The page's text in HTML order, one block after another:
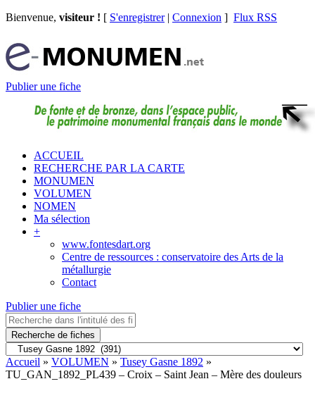
Bienvenue, visiteur ! [ S'enregistrer| Connexion ] Flux RSS
Publier une fiche
ACCUEIL
RECHERCHE PAR LA CARTE
MONUMEN
VOLUMEN
NOMEN
Ma sélection
+
www.fontesdart.org
Centre de ressources : conservatoire des Arts de la
métallurgie
Contact
Publier une fiche
Recherche de fiches
Accueil » VOLUMEN » Tusey Gasne 1892 »
TU_GAN_1892_PL439 – Croix – Saint Jean – Mère des douleurs